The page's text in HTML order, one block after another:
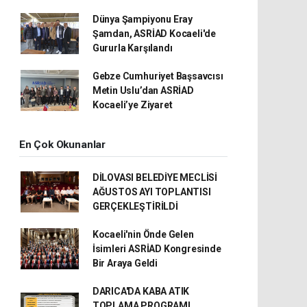
Dünya Şampiyonu Eray
Şamdan, ASRİAD Kocaeli'de
Gururla Karşılandı
Gebze Cumhuriyet Başsavcısı
Metin Uslu’dan ASRİAD
Kocaeli’ye Ziyaret
En Çok Okunanlar
DİLOVASI BELEDİYE MECLİSİ
AĞUSTOS AYI TOPLANTISI
GERÇEKLEŞTİRİLDİ
Kocaeli'nin Önde Gelen
İsimleri ASRİAD Kongresinde
Bir Araya Geldi
DARICA'DA KABA ATIK